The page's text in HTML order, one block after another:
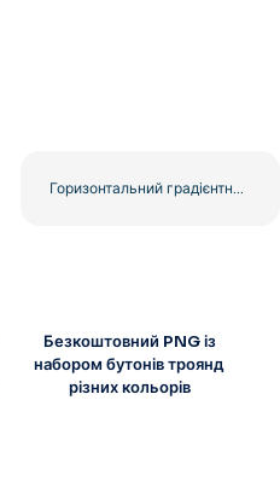
Горизонтальний градієнтний логотип Instagram
Безкоштовний PNG із
набором бутонів троянд
різних кольорів